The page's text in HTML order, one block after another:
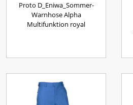
Proto D_Eniwa_Sommer-
Warnhose Alpha
Multifunktion royal